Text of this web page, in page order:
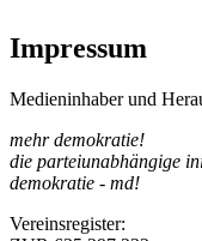
Impressum
Medieninhaber und
mehr demokratie!
die parteiunabhängige
demokratie - md!
Vereinsregister: